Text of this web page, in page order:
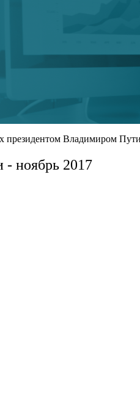
президентом Владимиром
- ноябрь 2017